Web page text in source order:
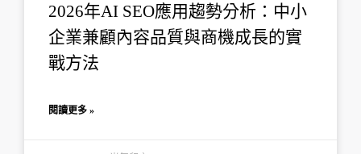
2026年AI SEO應用趨勢分析：中小
企業兼顧內容品質與商機成長的實
戰方法
閱讀更多 »